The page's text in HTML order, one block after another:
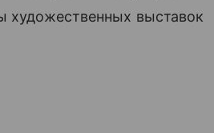
художественных выставок